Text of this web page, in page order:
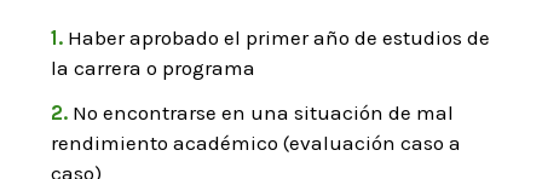
Haber aprobado el primer año de estudios de
la carrera o programa
No encontrarse en una situación de mal
rendimiento académico (evaluación caso a
caso)